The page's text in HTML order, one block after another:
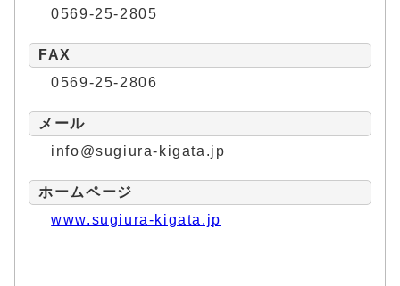
0569-25-2805
FAX
0569-25-2806
メール
info@sugiura-kigata.jp
ホームページ
www.sugiura-kigata.jp